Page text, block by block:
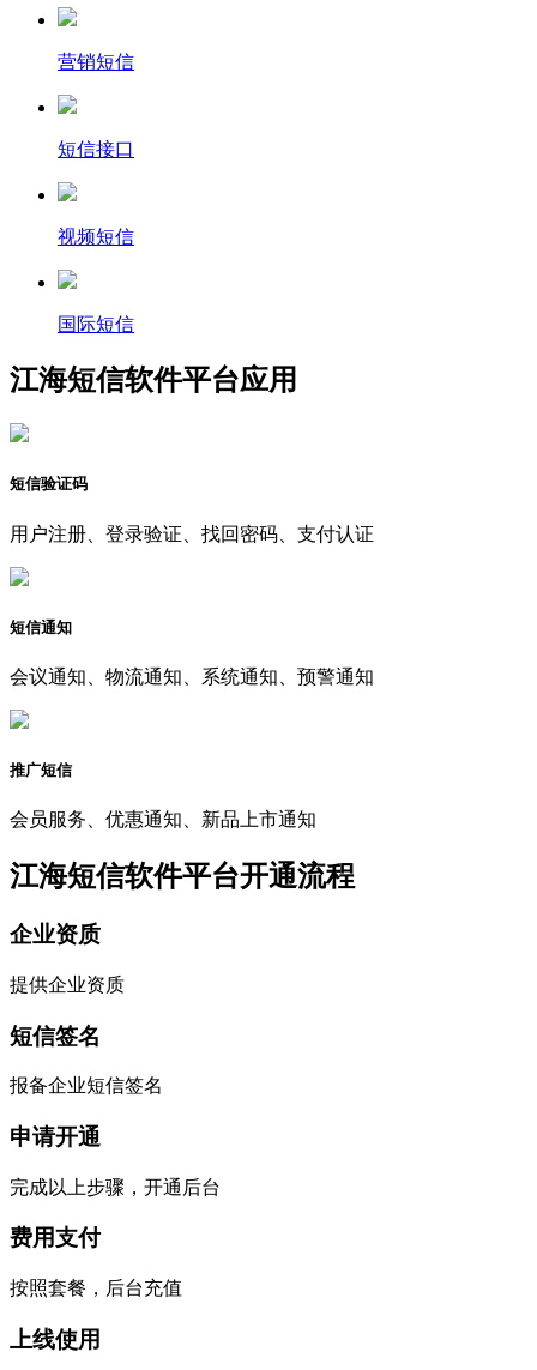
营销短信
短信接口
视频短信
国际短信
江海短信软件平台应用
短信验证码
用户注册、登录验证、找回密码、支付认证
短信通知
会议通知、物流通知、系统通知、预警通知
推广短信
会员服务、优惠通知、新品上市通知
江海短信软件平台开通流程
企业资质
提供企业资质
短信签名
报备企业短信签名
申请开通
完成以上步骤，开通后台
费用支付
按照套餐，后台充值
上线使用